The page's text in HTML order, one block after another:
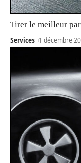
Tirer le meilleur
Services 1 décembre